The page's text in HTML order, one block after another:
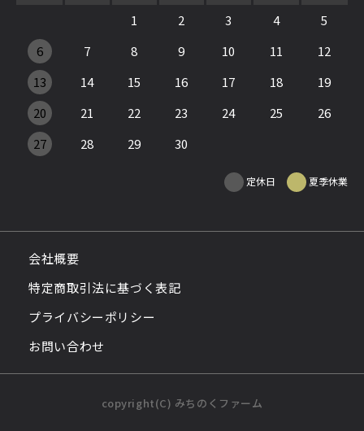
1 2 3 4
5
6
7 8 9 10 11
12
13
14 15 16 17 18
19
20
21 22 23 24 25
26
27
28 29 30
定休日 夏季休業
会社概要
特定商取引法に基づく表記
プライバシーポリシー
お問い合わせ
copyright(C) みちのくファーム